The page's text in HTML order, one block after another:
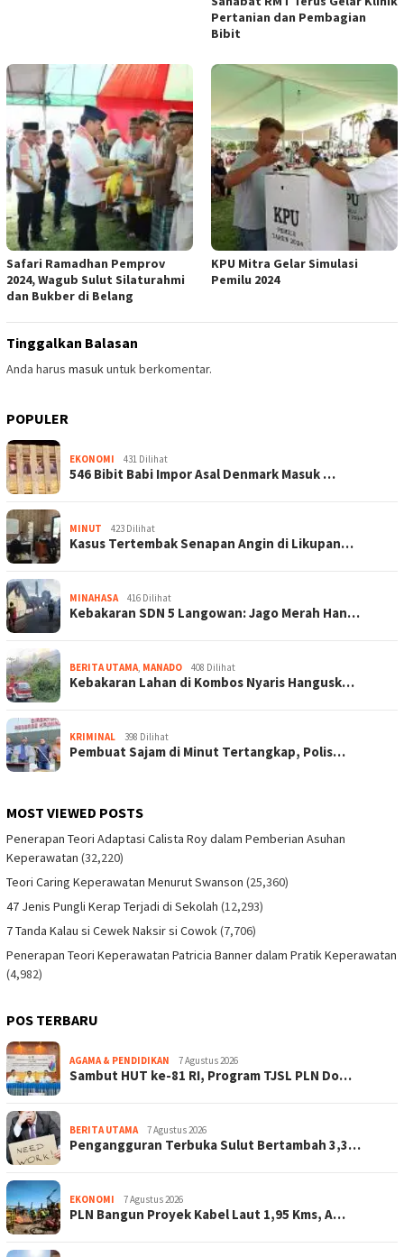
Pertanian dan Pembagian
Bibit
Safari Ramadhan Pemprov
2024, Wagub Sulut Silaturahmi
dan Bukber di Belang
KPU Mitra Gelar Simulasi
Pemilu 2024
Tinggalkan Balasan
Anda harus masukuntuk berkomentar.
POPULER
EKONOMI 431 Dilihat
546 Bibit Babi Impor Asal Denmark Masuk …
MINUT 423 Dilihat
Kasus Tertembak Senapan Angin di Likupan…
MINAHASA 416 Dilihat
Kebakaran SDN 5 Langowan: Jago Merah Han…
BERITA UTAMA, MANADO 408 Dilihat
Kebakaran Lahan di Kombos Nyaris Hangusk…
KRIMINAL 398 Dilihat
Pembuat Sajam di Minut Tertangkap, Polis…
MOST VIEWED POSTS
Penerapan Teori Adaptasi Calista Roy dalam Pemberian Asuhan
Keperawatan (32,220)
Teori Caring Keperawatan Menurut Swanson (25,360)
47 Jenis Pungli Kerap Terjadi di Sekolah (12,293)
7 Tanda Kalau si Cewek Naksir si Cowok(7,706)
Penerapan Teori Keperawatan Patricia Banner dalam Pratik Keperawatan
(4,982)
POS TERBARU
AGAMA & PENDIDIKAN 7 Agustus 2026
Sambut HUT ke-81 RI, Program TJSL PLN Do…
BERITA UTAMA 7 Agustus 2026
Pengangguran Terbuka Sulut Bertambah 3,3…
EKONOMI 7 Agustus 2026
PLN Bangun Proyek Kabel Laut 1,95 Kms, A…